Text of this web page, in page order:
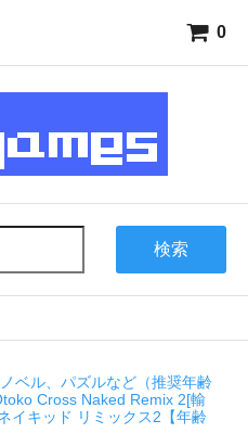
0
検索
ベル、パズルなど（推奨年齢
Cross Naked Remix 2[輸
イキッド リミックス2【年齢